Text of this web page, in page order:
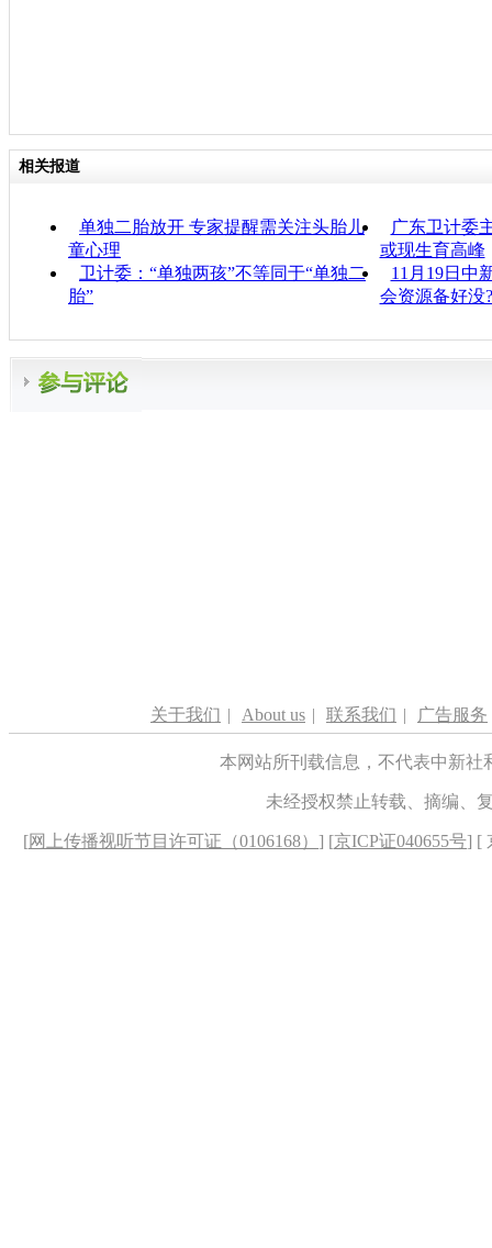
相关报道
单独二胎放开 专家提醒需关注头胎儿
童心理
广东卫计委
或现生育高峰
卫计委：“单独两孩”不等同于“单独二
胎”
11月19日中
会资源备好没?
关于我们 | About us | 联系我们 | 广告服务
本网站所刊载信息，不代表中新
未经授权禁止转载、摘编、
[网上传播视听节目许可证（0106168） ] [京ICP证040655号] [